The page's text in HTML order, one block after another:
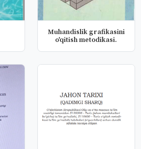
Muhandislik grafikasini
o'qitish metodikasi.